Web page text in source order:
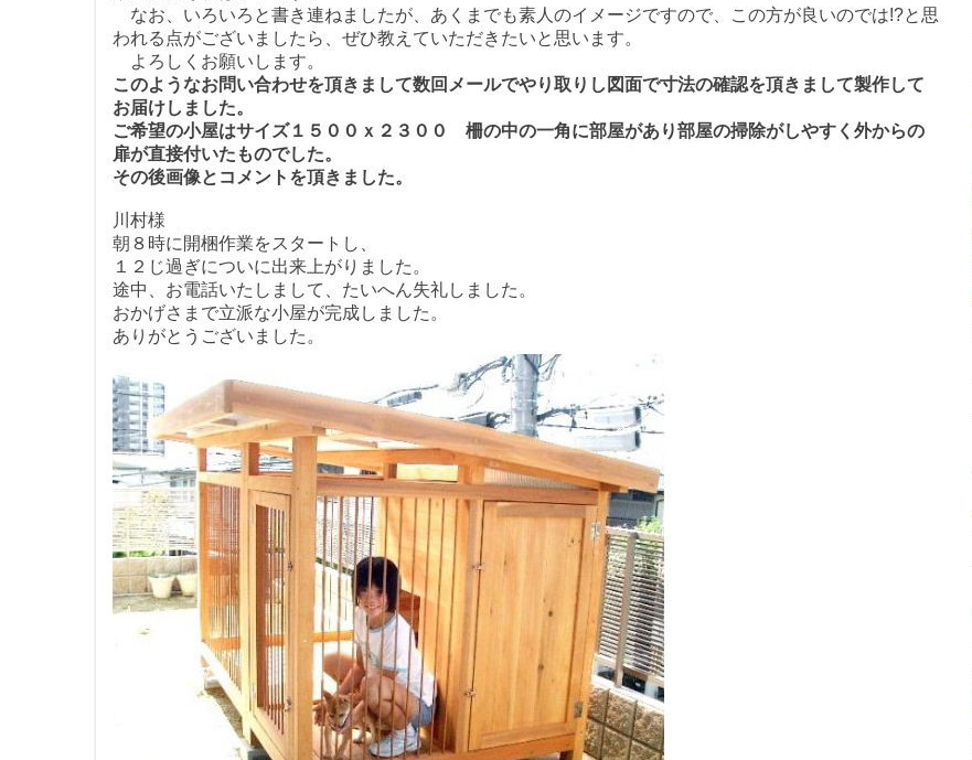
なお、いろいろと書き連ねましたが、あくまでも素人のイメージですので、この方が良いのでは!?と思
われる点がございましたら、ぜひ教えていただきたいと思います。
よろしくお願いします。
このようなお問い合わせを頂きまして数回メールでやり取りし図面で寸法の確認を頂きまして製作して
お届けしました。
ご希望の小屋はサイズ１５００ｘ２３００ 柵の中の一角に部屋があり部屋の掃除がしやすく外からの
扉が直接付いたものでした。
その後画像とコメントを頂きました。
川村様
朝８時に開梱作業をスタートし、
１２じ過ぎについに出来上がりました。
途中、お電話いたしまして、たいへん失礼しました。
おかげさまで立派な小屋が完成しました。
ありがとうございました。